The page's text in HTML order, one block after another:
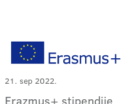
21. sep 2022.
Erazmus+ stipendije